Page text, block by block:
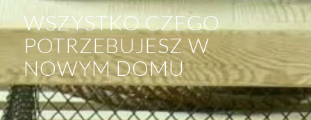
WSZYSTKO CZEGO
POTRZEBUJESZ W
NOWYM DOMU